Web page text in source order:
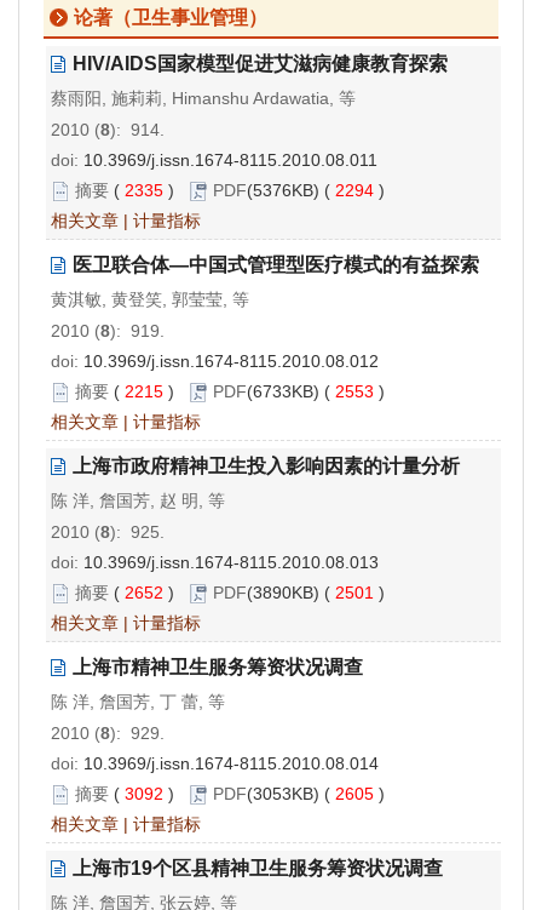
论著（卫生事业管理）
HIV/AIDS国家模型促进艾滋病健康教育探索
蔡雨阳, 施莉莉, Himanshu Ardawatia, 等
2010 (8): 914.
doi: 10.3969/j.issn.1674-8115.2010.08.011
摘要 ( 2335 ) PDF(5376KB) ( 2294 )
相关文章 | 计量指标
医卫联合体—中国式管理型医疗模式的有益探索
黄淇敏, 黄登笑, 郭莹莹, 等
2010 (8): 919.
doi: 10.3969/j.issn.1674-8115.2010.08.012
摘要 ( 2215 ) PDF(6733KB) ( 2553 )
相关文章 | 计量指标
上海市政府精神卫生投入影响因素的计量分析
陈 洋, 詹国芳, 赵 明, 等
2010 (8): 925.
doi: 10.3969/j.issn.1674-8115.2010.08.013
摘要 ( 2652 ) PDF(3890KB) ( 2501 )
相关文章 | 计量指标
上海市精神卫生服务筹资状况调查
陈 洋, 詹国芳, 丁 蕾, 等
2010 (8): 929.
doi: 10.3969/j.issn.1674-8115.2010.08.014
摘要 ( 3092 ) PDF(3053KB) ( 2605 )
相关文章 | 计量指标
上海市19个区县精神卫生服务筹资状况调查
陈 洋, 詹国芳, 张云婷, 等